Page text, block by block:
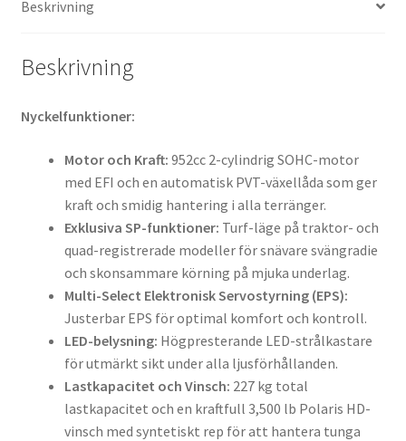
Beskrivning
Beskrivning
Nyckelfunktioner:
Motor och Kraft: 952cc 2-cylindrig SOHC-motor
med EFI och en automatisk PVT-växellåda som ger
kraft och smidig hantering i alla terränger.
Exklusiva SP-funktioner: Turf-läge på traktor- och
quad-registrerade modeller för snävare svängradie
och skonsammare körning på mjuka underlag.
Multi-Select Elektronisk Servostyrning (EPS):
Justerbar EPS för optimal komfort och kontroll.
LED-belysning: Högpresterande LED-strålkastare
för utmärkt sikt under alla ljusförhållanden.
Lastkapacitet och Vinsch: 227 kg total
lastkapacitet och en kraftfull 3,500 lb Polaris HD-
vinsch med syntetiskt rep för att hantera tunga